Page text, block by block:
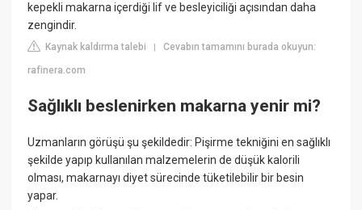
kepekli makarna içerdiği lif ve besleyiciliği açısından daha
zengindir.
Kaynak kaldırma talebi |Cevabın tamamını burada okuyun:
rafinera.com
Sağlıklı beslenirken makarna yenir mi?
Uzmanların görüşü şu şekildedir: Pişirme tekniğini en sağlıklı
şekilde yapıp kullanılan malzemelerin de düşük kalorili
olması, makarnayı diyet sürecinde tüketilebilir bir besin
yapar.